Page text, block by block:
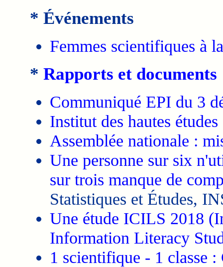
* Événements
Femmes scientifiques à
* Rapports et documents
Communiqué EPI du 3
Institut des hautes
Assemblée nationale :
Une personne sur six
sur trois manque de
Statistiques et Études,
Une étude ICILS 2018
Information Literacy
1 scientifique - 1 classe